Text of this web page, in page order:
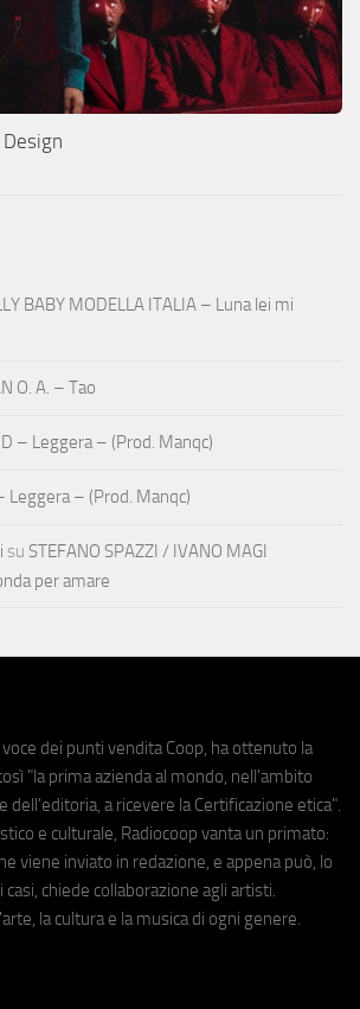
Design
BABY MODELLA ITALIA – Luna lei mi
O. A. – Tao
– Leggera – (Prod. Manqc)
Leggera – (Prod. Manqc)
su STEFANO SPAZZI / IVANO MAGI
per amare
dei punti vendita Coop, ha ottenuto la
"la prima azienda al mondo, nell'ambito
dell'editoria, a ricevere la Certificazione etica".
e culturale, Radiocoop vanta un primato:
viene inviato in redazione, e appena può, lo
casi, chiede collaborazione agli artisti.
la cultura e la musica di ogni genere.